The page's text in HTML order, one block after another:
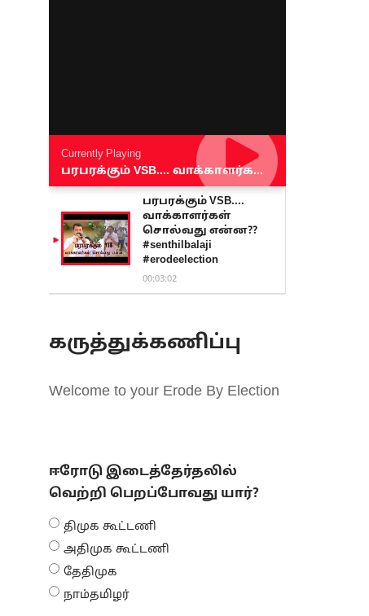
Currently Playing
பரபரக்கும் VSB.... வாக்காளர்கள் சொல்வது என்ன?? #senthilbalaji #erodeelection
பரபரக்கும் VSB....
வாக்காளர்கள்
சொல்வது என்ன??
#senthilbalaji
#erodeelection
00:03:02
கருத்துக்கணிப்பு
Welcome to your Erode By Election
ஈரோடு இடைத்தேர்தலில்
வெற்றி பெறப்போவது யார்?
திமுக கூட்டணி
அதிமுக கூட்டணி
தேதிமுக
நாம்தமிழர்